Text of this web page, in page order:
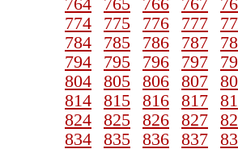
764
765 766 767
774
775 776 777
784
785 786 787
794
795 796 797
804
805 806 807
814
815 816 817
824
825 826 827
834
835 836 837